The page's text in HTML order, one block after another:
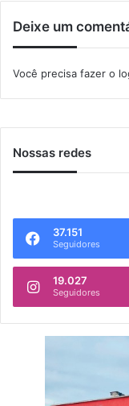
d
e
u
b
Deixe um
Você precisa fazer o
Nossas redes
37.151
Seguidores
19.027
Seguidores